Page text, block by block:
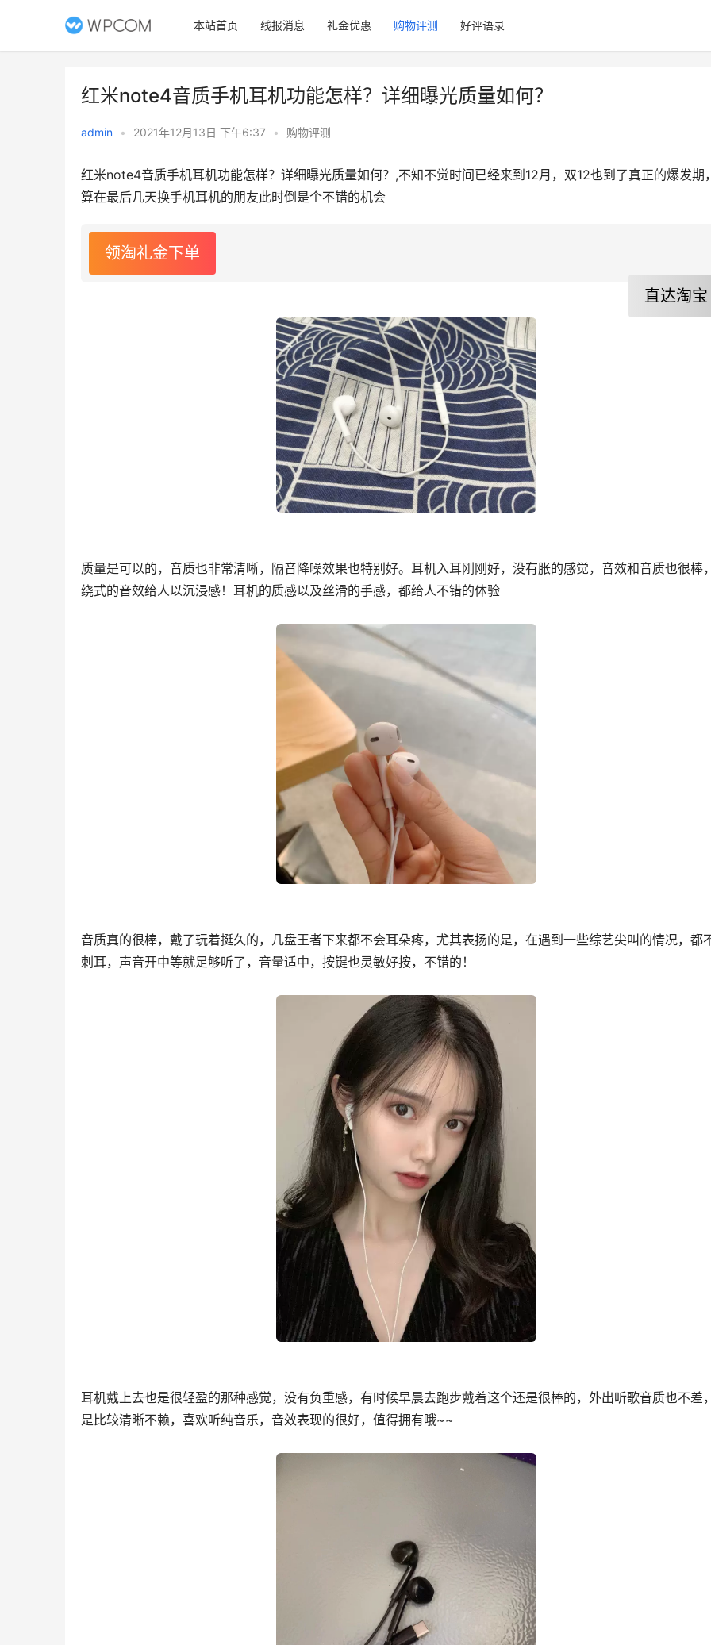
本站首页 线报消息 礼金优惠 购物评测 好评语录
红米note4音质手机耳机功能怎样？详细曝光质量如何？
admin • 2021年12月13日 下午6:37 • 购物评测
红米note4音质手机耳机功能怎样？详细曝光质量如何？,不知不觉时间已经来到12月，双12也到了真正的爆发期
算在最后几天换手机耳机的朋友此时倒是个不错的机会
领淘礼金下单
直达淘宝
质量是可以的，音质也非常清晰，隔音降噪效果也特别好。耳机入耳刚刚好，没有胀的感觉，音效和音质也很棒
绕式的音效给人以沉浸感！耳机的质感以及丝滑的手感，都给人不错的体验
音质真的很棒，戴了玩着挺久的，几盘王者下来都不会耳朵疼，尤其表扬的是，在遇到一些综艺尖叫的情况，都
刺耳，声音开中等就足够听了，音量适中，按键也灵敏好按，不错的！
耳机戴上去也是很轻盈的那种感觉，没有负重感，有时候早晨去跑步戴着这个还是很棒的，外出听歌音质也不差
是比较清晰不赖，喜欢听纯音乐，音效表现的很好，值得拥有哦~~